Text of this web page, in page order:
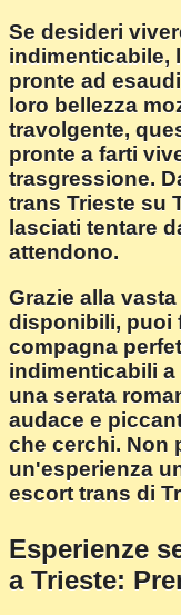
Se desideri
indimenticabile,
pronte ad
loro bellezza
travolgente,
pronte a farti
trasgressione.
trans Trieste su
lasciati tentare
attendono.
Grazie alla
disponibili, puoi
compagna
indimenticabili a
una serata
audace e
che cerchi. Non
un'esperienza
escort trans di
Esperienze
a Trieste: